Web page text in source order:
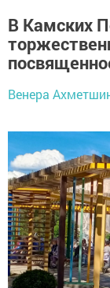
В Камских
Венера